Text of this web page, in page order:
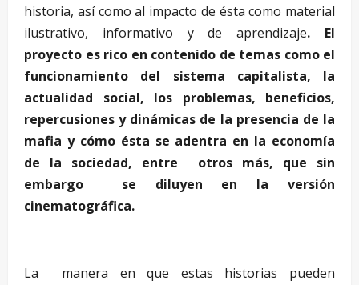
historia, así como al impacto de ésta como material
ilustrativo, informativo y de aprendizaje. El
proyecto es rico en contenido de temas como el
funcionamiento del sistema capitalista, la
actualidad social, los problemas, beneficios,
repercusiones y dinámicas de la presencia de la
mafia y cómo ésta se adentra en la economía
de la sociedad, entre otros más, que sin
embargo se diluyen en la versión
cinematográfica.
La manera en que estas historias pueden